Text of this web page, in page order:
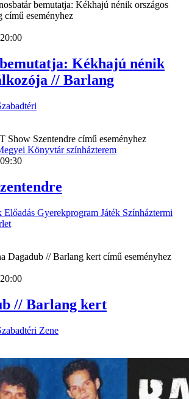
Kékhajú nénik
// Barlang
Könyvtár színházterem
Előadás Gyerekprogram Játék Színháztermi
// Barlang kert
Zene